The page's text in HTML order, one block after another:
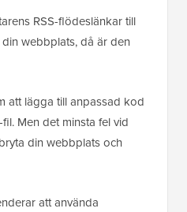
RSS-flödeslänkar till
webbplats, då är den
att lägga till anpassad kod
-fil. Men det minsta fel vid
din webbplats och
att använda